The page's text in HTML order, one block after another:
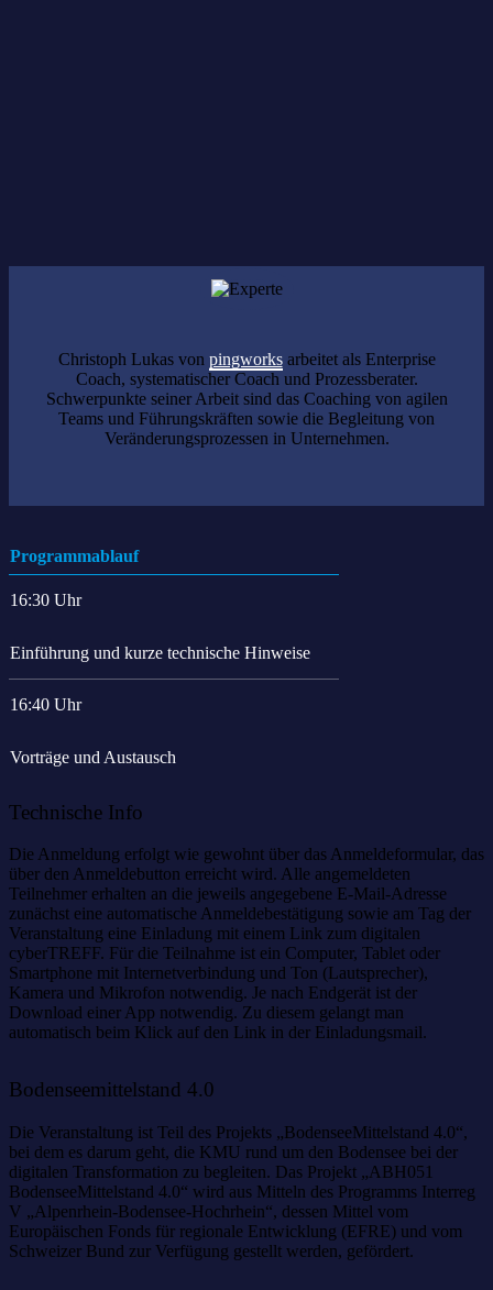
Christoph Lukas von pingworksarbeitet als Enterprise
Coach, systematischer Coach und Prozessberater.
Schwerpunkte seiner Arbeit sind das Coaching von agilen
Teams und Führungskräften sowie die Begleitung von
Veränderungsprozessen in Unternehmen.
Programmablauf
16:30 Uhr
Einführung und kurze technische Hinweise
16:40 Uhr
Vorträge und Austausch
Technische Info
Die Anmeldung erfolgt wie gewohnt über das Anmeldeformular, das
über den Anmeldebutton erreicht wird. Alle angemeldeten
Teilnehmer erhalten an die jeweils angegebene E-Mail-Adresse
zunächst eine automatische Anmeldebestätigung sowie am Tag der
Veranstaltung eine Einladung mit einem Link zum digitalen
cyberTREFF. Für die Teilnahme ist ein Computer, Tablet oder
Smartphone mit Internetverbindung und Ton (Lautsprecher),
Kamera und Mikrofon notwendig. Je nach Endgerät ist der
Download einer App notwendig. Zu diesem gelangt man
automatisch beim Klick auf den Link in der Einladungsmail.
Bodenseemittelstand 4.0
Die Veranstaltung ist Teil des Projekts „BodenseeMittelstand 4.0“,
bei dem es darum geht, die KMU rund um den Bodensee bei der
digitalen Transformation zu begleiten. Das Projekt „ABH051
BodenseeMittelstand 4.0“ wird aus Mitteln des Programms Interreg
V „Alpenrhein-Bodensee-Hochrhein“, dessen Mittel vom
Europäischen Fonds für regionale Entwicklung (EFRE) und vom
Schweizer Bund zur Verfügung gestellt werden, gefördert.